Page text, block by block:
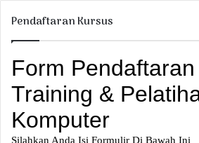
Pendaftaran Kursus